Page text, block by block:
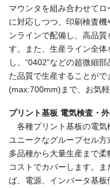
マウンタを組み合わせてロ
に対応しつつ、印刷検査機
ンラインで配備し、高品質
す。また、生産ライン全
し、“0402”などの超微細
た品質で生産することが
(max:700mm)まで、お気軽
プリント基板 電気検査・
各種プリント基板の電気
ユニークなグループセル
多品種から大量生産まで柔
コストでカバーします。
ば、電源、インバータ基